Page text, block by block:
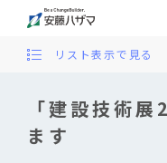
「建設技術
ます
リスト表示で見る